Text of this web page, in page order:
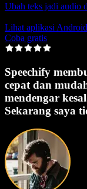
Ubah teks jadi audio
Lihat aplikasi Android
Coba gratis
Speechify
cepat dan
mendengar
Sekarang saya